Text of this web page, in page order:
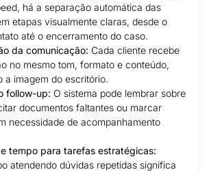
há a separação automática das
etapas visualmente claras, desde o
até o encerramento do caso.
da comunicação: Cada cliente recebe
no mesmo tom, formato e conteúdo,
a imagem do escritório.
follow-up: O sistema pode lembrar sobre
documentos faltantes ou marcar
necessidade de acompanhamento
tempo para tarefas estratégicas:
atendendo dúvidas repetidas significa